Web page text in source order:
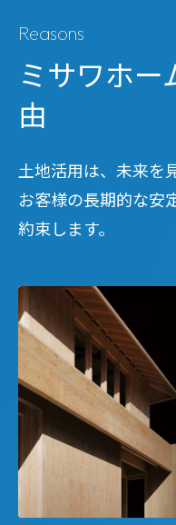
Reasons
ミサワホー
由
土地活用は、未来を
お客様の長期的な安
約束します。